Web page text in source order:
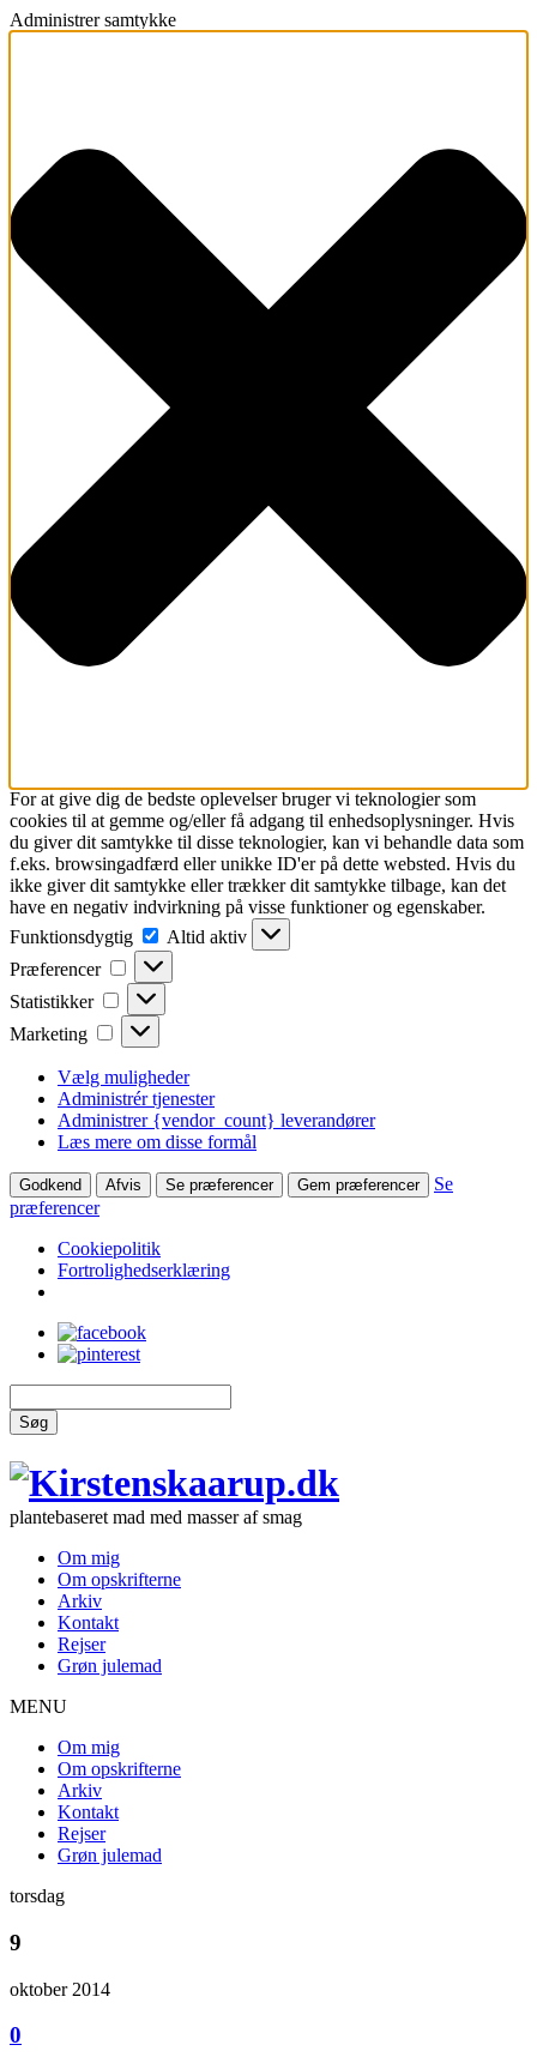
Administrer samtykke
For at give dig de bedste oplevelser bruger vi teknologier som
cookies til at gemme og/eller få adgang til enhedsoplysninger. Hvis
du giver dit samtykke til disse teknologier, kan vi behandle data som
f.eks. browsingadfærd eller unikke ID'er på dette websted. Hvis du
ikke giver dit samtykke eller trækker dit samtykke tilbage, kan det
have en negativ indvirkning på visse funktioner og egenskaber.
Funktionsdygtig
Funktionsdygtig
Altid aktiv
Præferencer
Præferencer
Statistikker Statistikker
Marketing Marketing
Vælg muligheder
Administrér tjenester
Administrer {vendor_count} leverandører
Læs mere om disse formål
Godkend Afvis Se præferencer Gem præferencer
Se
præferencer
Cookiepolitik
Fortrolighedserklæring
Søg
plantebaseret mad med masser af smag
Om mig
Om opskrifterne
Arkiv
Kontakt
Rejser
Grøn julemad
MENU
Om mig
Om opskrifterne
Arkiv
Kontakt
Rejser
Grøn julemad
torsdag
9
oktober 2014
0